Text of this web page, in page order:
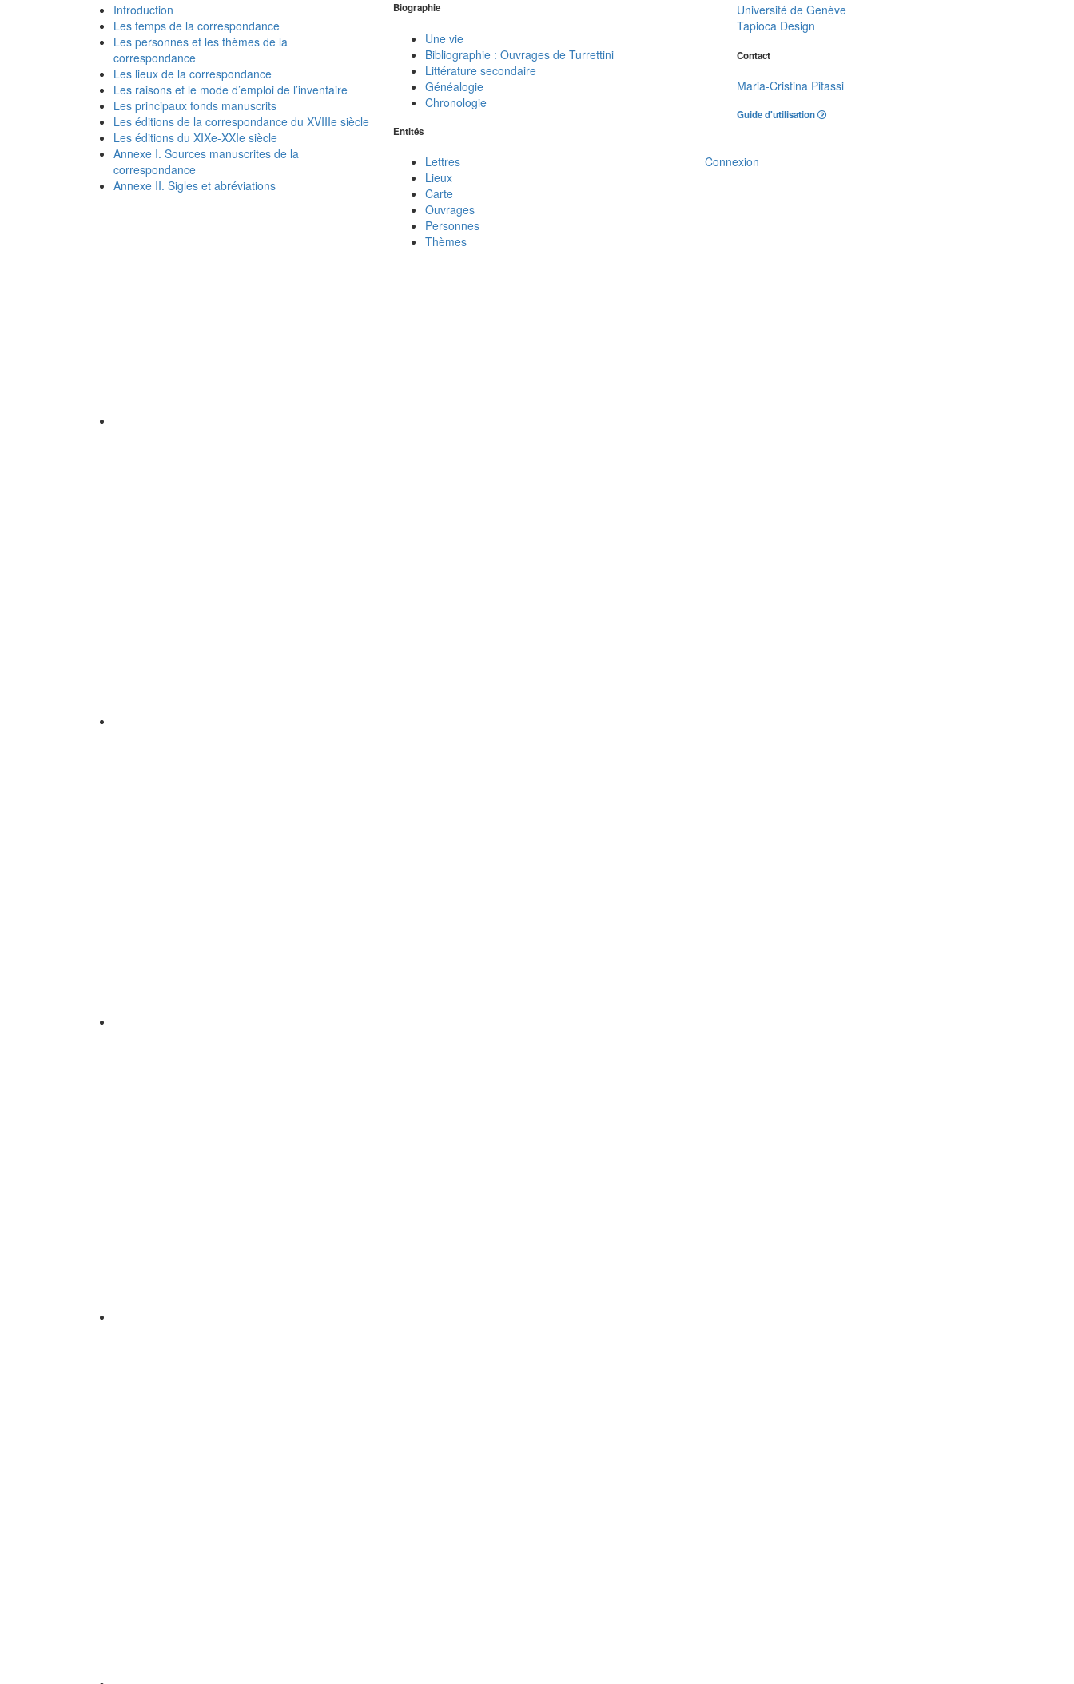
Introduction
Les temps de la correspondance
Les personnes et les thèmes de la
correspondance
Les lieux de la correspondance
Les raisons et le mode d’emploi de l’inventaire
Les principaux fonds manuscrits
Les éditions de la correspondance du XVIIIe siècle
Les éditions du XIXe-XXIe siècle
Annexe I. Sources manuscrites de la
correspondance
Annexe II. Sigles et abréviations
Biographie
Une vie
Bibliographie : Ouvrages de Turrettini
Littérature secondaire
Généalogie
Chronologie
Entités
Lettres
Lieux
Carte
Ouvrages
Personnes
Thèmes
Université de Genève
Tapioca Design
Contact
Maria-Cristina Pitassi
Guide d'utilisation
Connexion